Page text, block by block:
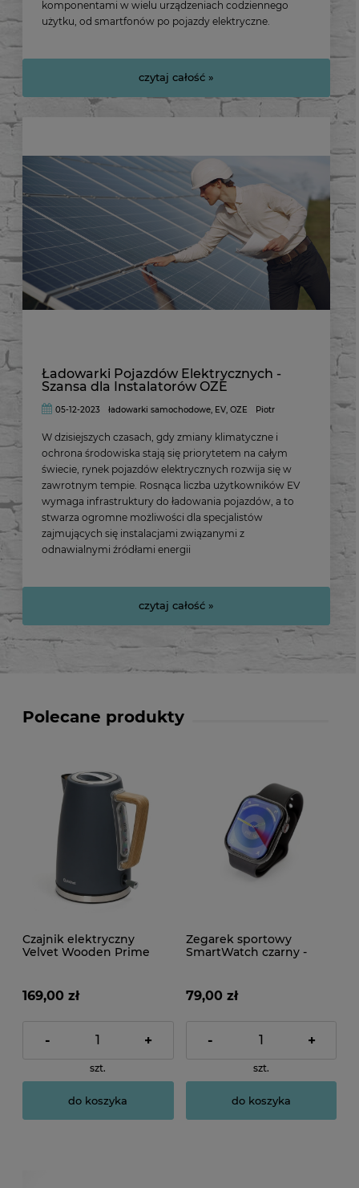
komponentami w wielu urządzeniach codziennego
użytku, od smartfonów po pojazdy elektryczne.
czytaj całość »
Ładowarki Pojazdów Elektrycznych -
Szansa dla Instalatorów OZE
05-12-2023 ładowarki samochodowe, EV,OZE Piotr
W dzisiejszych czasach, gdy zmiany klimatyczne i
ochrona środowiska stają się priorytetem na całym
świecie, rynek pojazdów elektrycznych rozwija się w
zawrotnym tempie. Rosnąca liczba użytkowników EV
wymaga infrastruktury do ładowania pojazdów, a to
stwarza ogromne możliwości dla specjalistów
zajmujących się instalacjami związanymi z
odnawialnymi źródłami energii
czytaj całość »
Polecane produkty
Czajnik elektryczny
Velvet Wooden Prime
169,00 zł
- +
szt.
do koszyka
Zegarek sportowy
SmartWatch czarny -
79,00 zł
- +
szt.
do koszyka